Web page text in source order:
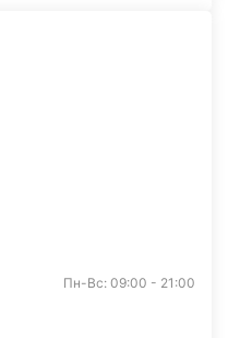
Пн-Вс: 09:00 - 21:00